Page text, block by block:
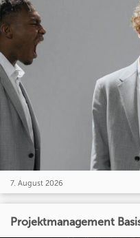
7. August 2026
Projektmanagement